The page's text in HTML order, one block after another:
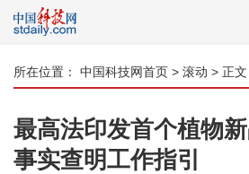
所在位置： 中国科技网首页 > 滚动 > 正文
最高法印发首个植物
事实查明工作指引